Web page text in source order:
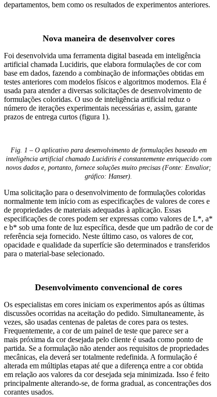
departamentos, bem como os resultados de experimentos anteriores.
Nova maneira de desenvolver cores
Foi desenvolvida uma ferramenta digital baseada em inteligência
artificial chamada Lucidiris, que elabora formulações de cor com
base em dados, fazendo a combinação de informações obtidas em
testes anteriores com modelos físicos e algoritmos modernos. Ela é
usada para atender a diversas solicitações de desenvolvimento de
formulações coloridas. O uso de inteligência artificial reduz o
número de iterações experimentais necessárias e, assim, garante
prazos de entrega curtos (figura 1).
Fig. 1 – O aplicativo para desenvolvimento de formulações baseado em
inteligência artificial chamado Lucidiris é constantemente enriquecido com
novos dados e, portanto, fornece soluções muito precisas (Fonte: Envalior;
gráfico: Hanser).
Uma solicitação para o desenvolvimento de formulações coloridas
normalmente tem início com as especificações de valores de cores e
de propriedades de materiais adequadas à aplicação. Essas
especificações de cores podem ser expressas como valores de L*, a*
e b* sob uma fonte de luz específica, desde que um padrão de cor de
referência seja fornecido. Neste último caso, os valores de cor,
opacidade e qualidade da superfície são determinados e transferidos
para o material-base selecionado.
Desenvolvimento convencional de cores
Os especialistas em cores iniciam os experimentos após as últimas
discussões ocorridas na aceitação do pedido. Simultaneamente, às
vezes, são usadas centenas de paletas de cores para os testes.
Frequentemente, a cor de um painel de teste que parece ser a
mais próxima da cor desejada pelo cliente é usada como ponto de
partida. Se a formulação não atender aos requisitos de propriedades
mecânicas, ela deverá ser totalmente redefinida. A formulação é
alterada em múltiplas etapas até que a diferença entre a cor obtida
em relação aos valores da cor desejada seja minimizada. Isso é feito
principalmente alterando-se, de forma gradual, as concentrações dos
corantes usados.